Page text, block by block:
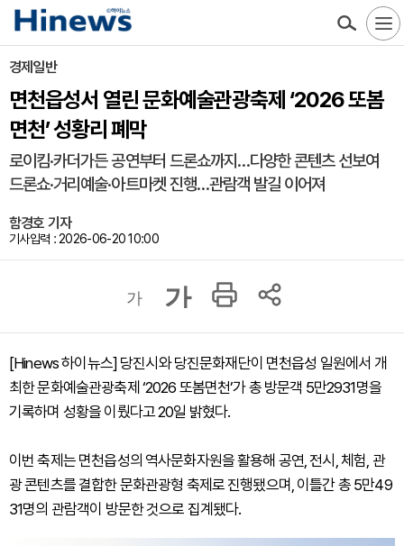
경제일반
면천읍성서 열린 문화예술관광축제 ‘2026 또봄
면천’ 성황리 폐막
로이킴·카더가든 공연부터 드론쇼까지…다양한 콘텐츠 선보여
드론쇼·거리예술·아트마켓 진행…관람객 발길 이어져
함경호 기자
기사입력 : 2026-06-20 10:00
가 가
[Hinews 하이뉴스] 당진시와 당진문화재단이 면천읍성 일원에서 개
최한 문화예술관광축제 ‘2026 또봄면천’가 총 방문객 5만2931명을
기록하며 성황을 이뤘다고 20일 밝혔다.
이번 축제는 면천읍성의 역사문화자원을 활용해 공연, 전시, 체험, 관
광 콘텐츠를 결합한 문화관광형 축제로 진행됐으며, 이틀간 총 5만49
31명의 관람객이 방문한 것으로 집계됐다.